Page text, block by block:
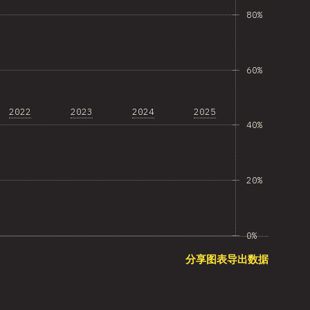
2022 2023 2024 2025
0%
20%
40%
60%
80%
分享图表导出数据